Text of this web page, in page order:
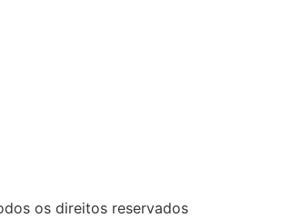
os direitos reservados